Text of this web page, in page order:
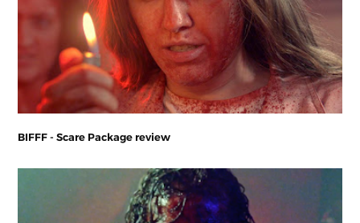
BIFFF - Scare Package review